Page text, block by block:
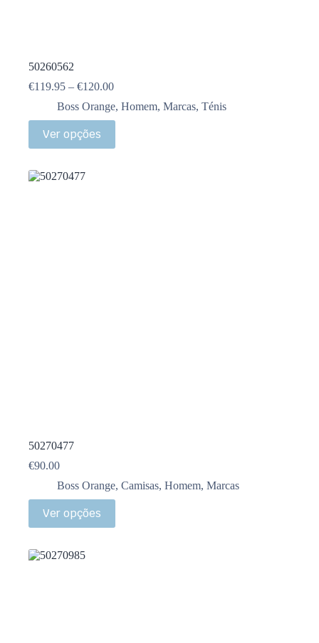
50260562
€119.95 – €120.00
Boss Orange, Homem, Marcas, Ténis
Ver opções
50270477
€90.00
Boss Orange, Camisas, Homem, Marcas
Ver opções